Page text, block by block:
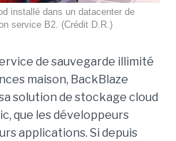
installé dans un datacenter de
service B2. (Crédit D.R.)
de sauvegarde illimité
maison, BackBlaze
solution de stockage cloud
que les développeurs
applications. Si depuis